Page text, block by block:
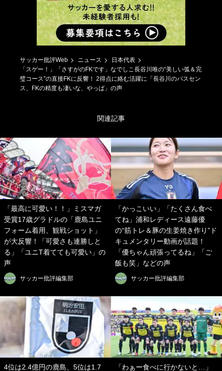
サッカー批評Web ニュース
日本代表
「スゲー！」「さすがのFKです」なでしこ長谷川唯の“美しい弧＆完
璧コース”の直接FKに反響！ 2得点に絡む活躍に「長谷川のパスセン
ス、FKの精度も凄いな、やっぱ」の声
関連記事
「最高に可愛い！！」ミスマガ
受賞17歳グラドルの「鹿島ユニ
フォーム着用、観戦ショット」
が大反響！「可愛さも連勝しと
る」「ユニT着てても可愛い」の
声
サッカー批評編集部
「かっこいい」「たくさん食べ
てね」浦和レディース遠藤優
の“筋トレ＆豚の生姜焼き作り”ド
キュメンタリー動画が話題！
「優ちゃん頑張ってるね」「ご
飯も笑」などの声
サッカー批評編集部
4位は2.4億円の鹿島、5位は1.7
「わぁー食べに行かないと…」